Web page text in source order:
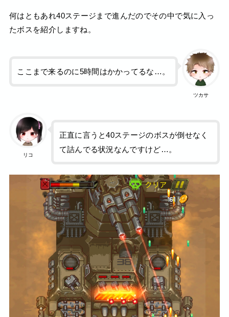
何はともあれ40ステージまで進んだのでその中で気に入っ
たボスを紹介しますね。
ツカサ
ここまで来るのに5時間はかかってるな…。
リコ
正直に言うと40ステージのボスが倒せなく
て詰んでる状況なんですけど…。